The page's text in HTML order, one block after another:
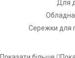
Для
Сережки для